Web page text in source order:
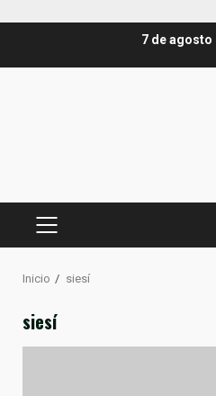
7 de agosto
MENÚ
Inicio siesí
siesí